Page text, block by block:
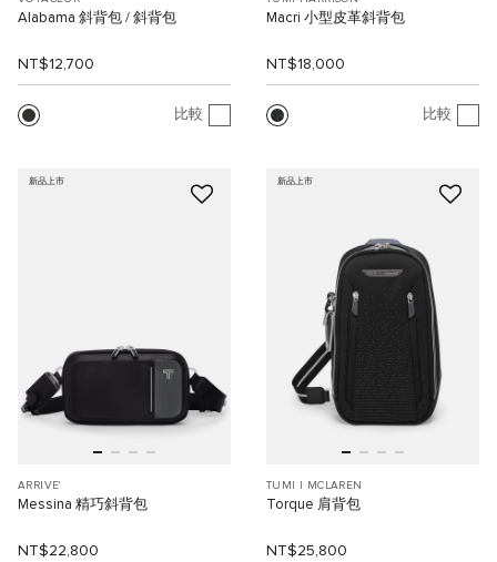
Alabama 斜背包 / 斜背包
NT$12,700
比較
Macri 小型皮革斜背包
NT$18,000
比較
新品上市
ARRIVE'
Messina 精巧斜背包
NT$22,800
新品上市
TUMI I MCLAREN
Torque 肩背包
NT$25,800